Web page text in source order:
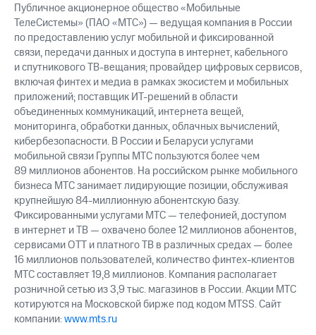
Публичное акционерное общество «Мобильные
ТелеСистемы» (ПАО «МТС») — ведущая компания в России
по предоставлению услуг мобильной и фиксированной
связи, передачи данных и доступа в интернет, кабельного
и спутникового ТВ-вещания; провайдер цифровых сервисов,
включая финтех и медиа в рамках экосистем и мобильных
приложений; поставщик ИТ-решений в области
объединенных коммуникаций, интернета вещей,
мониторинга, обработки данных, облачных вычислений,
кибербезопасности. В России и Беларуси услугами
мобильной связи Группы МТС пользуются более чем
89 миллионов абонентов. На российском рынке мобильного
бизнеса МТС занимает лидирующие позиции, обслуживая
крупнейшую 84-миллионную абонентскую базу.
Фиксированными услугами МТС — телефонией, доступом
в интернет и ТВ — охвачено более 12 миллионов абонентов,
сервисами OTT и платного ТВ в различных средах — более
16 миллионов пользователей, количество финтех-клиентов
МТС составляет 19,8 миллионов. Компания располагает
розничной сетью из 3,9 тыс. магазинов в России. Акции МТС
котируются на Московской бирже под кодом MTSS. Сайт
компании:www.mts.ru